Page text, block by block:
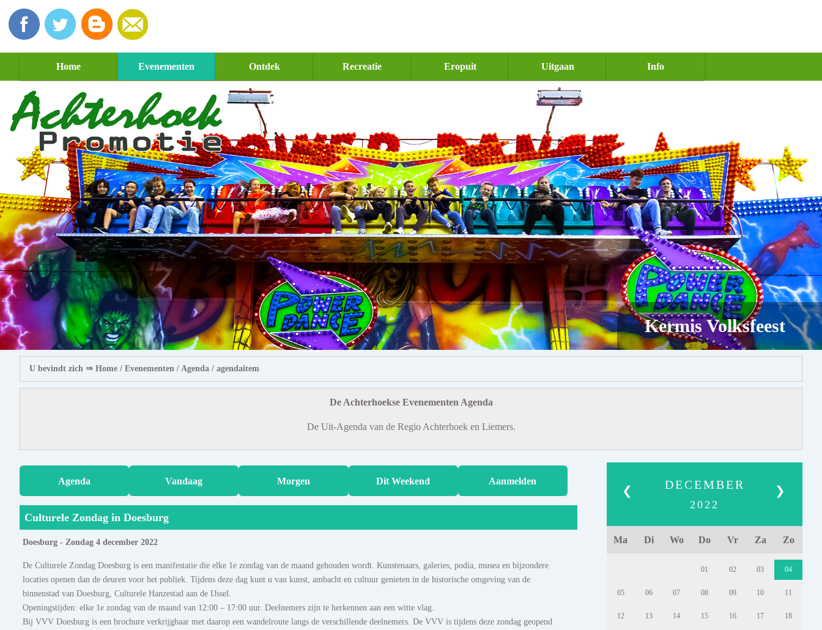
Home Evenementen Ontdek Recreatie Eropuit Uitgaan Info
Kermis Volksfeest
U bevindt zich ⇒ Home / Evenementen / Agenda / agendaitem
De Achterhoekse Evenementen Agenda
De Uit-Agenda van de Regio Achterhoek en Liemers.
Agenda Vandaag Morgen Dit Weekend Aanmelden
Culturele Zondag in Doesburg
Doesburg - Zondag 4 december 2022
De Culturele Zondag Doesburg is een manifestatie die elke 1e zondag van de maand gehouden wordt. Kunstenaars, galeries, podia, musea en bijzondere
locaties openen dan de deuren voor het publiek. Tijdens deze dag kunt u van kunst, ambacht en cultuur genieten in de historische omgeving van de
binnenstad van Doesburg, Culturele Hanzestad aan de IJssel.
Openingstijden: elke 1e zondag van de maand van 12:00 – 17:00 uur. Deelnemers zijn te herkennen aan een witte vlag.
Bij VVV Doesburg is een brochure verkrijgbaar met daarop een wandelroute langs de verschillende deelnemers. De VVV is tijdens deze zondag geopend
❮ ❯
DECEMBER
2022
Ma Di Wo Do Vr Za Zo
01 02 03 04
05 06 07 08 09 10 11
12 13 14 15 16 17 18